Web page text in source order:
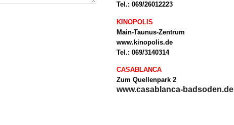
Tel.: 069/26012223
KINOPOLIS
Main-Taunus-Zentrum
www.kinopolis.de
Tel.: 069/3140314
CASABLANCA
Zum Quellenpark 2
www.casablanca-badsoden.de